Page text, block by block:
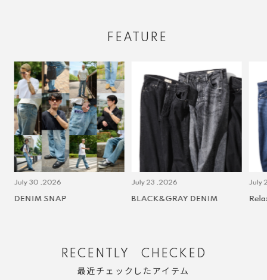
FEATURE
July 30 ,2026
DENIM SNAP
July 23 ,2026
BLACK&GRAY DENIM
July 2
Relax
RECENTLY CHECKED
最近チェックしたアイテム